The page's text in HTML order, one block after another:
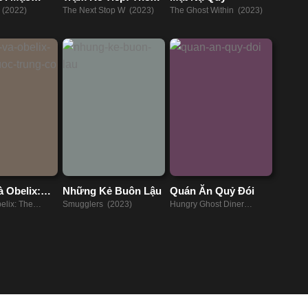
(2022)
Giới Của Anh
The Next Stop W (2023) The Ghost Within (2023)
Obelix:
Trung
The
Những Kẻ Buôn Lậu
Smugglers (2023)
Quán Ăn Quỷ Đói
Hungry Ghost Diner